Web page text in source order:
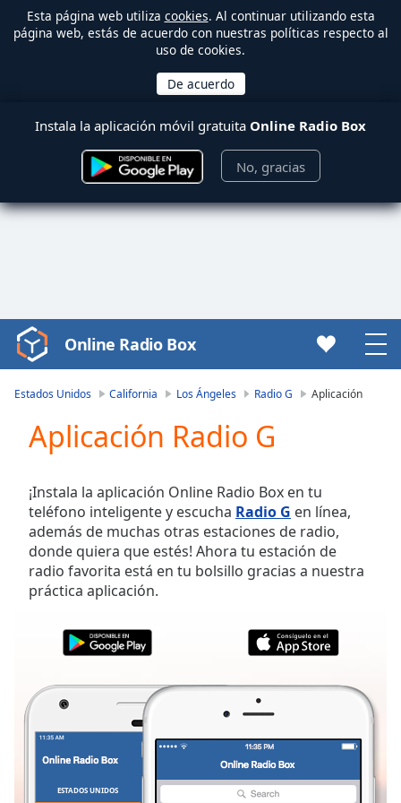
Esta página web utiliza cookies. Al continuar utilizando esta
página web, estás de acuerdo con nuestras políticas respecto al
uso de cookies.
Instala la aplicación móvil gratuita Online Radio Box
No, gracias
Video
Player
Play
Video
Skip
Backward
Skip
Forward
Mute
Current
Time0:00
Duration-:-
Stream
Type
LIVE
Seek to
currently
Online Radio Box
Estados Unidos California Los Ángeles Radio G Aplicación
Aplicación Radio G
¡Instala la aplicación Online Radio Box en tu
teléfono inteligente y escucha Radio G en línea,
además de muchas otras estaciones de radio,
donde quiera que estés! Ahora tu estación de
radio favorita está en tu bolsillo gracias a nuestra
práctica aplicación.
ESTADOS UNIDOS